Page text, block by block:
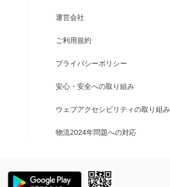
運営会社
ご利用規約
プライバシーポリシー
安心・安全への取り組み
ウェブアクセシビリティの取り組み
物流2024年問題への対応